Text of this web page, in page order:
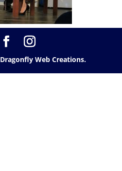
Dragonfly Web Creations.